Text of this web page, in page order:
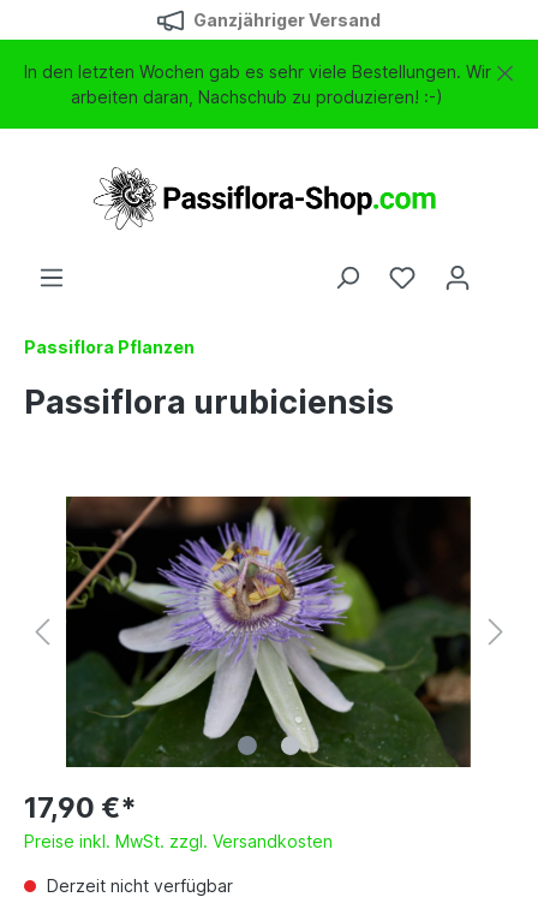
Ganzjähriger Versand
In den letzten Wochen gab es sehr viele Bestellungen. Wir
arbeiten daran, Nachschub zu produzieren! :-)
Passiflora Pflanzen
Passiflora urubiciensis
17,90 €*
Preise inkl. MwSt. zzgl. Versandkosten
Derzeit nicht verfügbar